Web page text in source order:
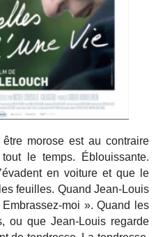
morose est au contraire
le temps. Éblouissante.
en voiture et que le
feuilles. Quand Jean-Louis
moi ». Quand les
ou que Jean-Louis regarde